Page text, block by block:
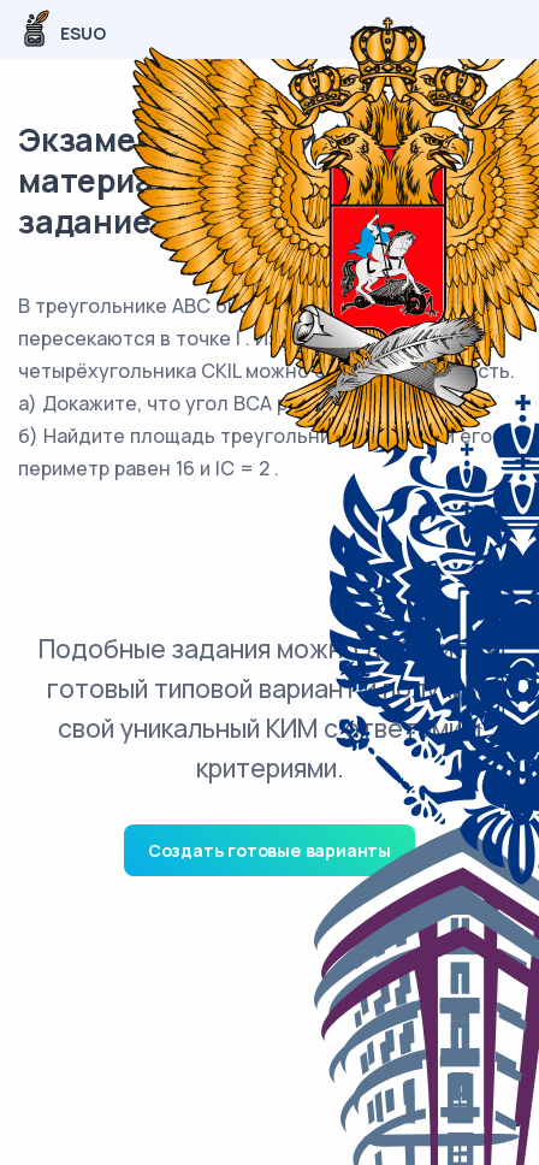
ESUO
Экзаменационный (типовой)
материал ЕГЭ / профиль / 17
задание (24) / 71
В треугольнике ABC биссектрисы AK и BL
пересекаются в точке I . Известно, что около
четырёхугольника CKIL можно описать окружность.
а) Докажите, что угол BCA равен 60° .
б) Найдите площадь треугольника ABC , если его
периметр равен 16 и IC = 2 .
Подобные задания можно добавить в
готовый типовой вариант и получить
свой уникальный КИМ с ответами и
критериями.
Создать готовые варианты